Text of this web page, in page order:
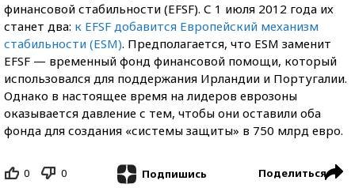
финансовой стабильности (EFSF). С 1 июля 2012 года их
станет два: к EFSF добавится Европейский механизм
стабильности (ESM). Предполагается, что ESM заменит
EFSF — временный фонд финансовой помощи, который
использовался для поддержания Ирландии и Португалии.
Однако в настоящее время на лидеров еврозоны
оказывается давление с тем, чтобы они оставили оба
фонда для создания «системы защиты» в 750 млрд евро.
0 0 Подпишись Поделиться